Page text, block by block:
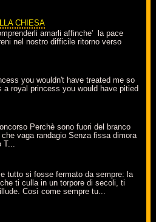
CHIESA
amarli affinche' la pace
nel nostro difficile ritorno verso
you wouldn't have treated me so
a royal princess you would have pitied
Perchè sono fuori del branco
vaga randagio Senza fissa dimora
T...
tutto si fosse fermato da sempre: la
ti culla in un torpore di secoli, ti
Così come sempre tu...